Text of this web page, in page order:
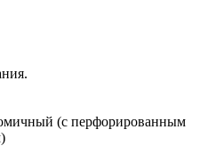
(с перфорированным